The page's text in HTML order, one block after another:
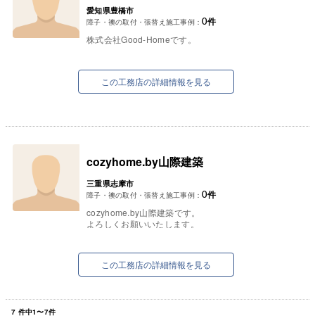
愛知県豊橋市
障子・襖の取付・張替え施工事例： 0件
株式会社Good-Homeです。
この工務店の詳細情報を見る
cozyhome.by山際建築
三重県志摩市
障子・襖の取付・張替え施工事例： 0件
cozyhome.by山際建築です。
よろしくお願いいたします。
この工務店の詳細情報を見る
7 件中1〜7件